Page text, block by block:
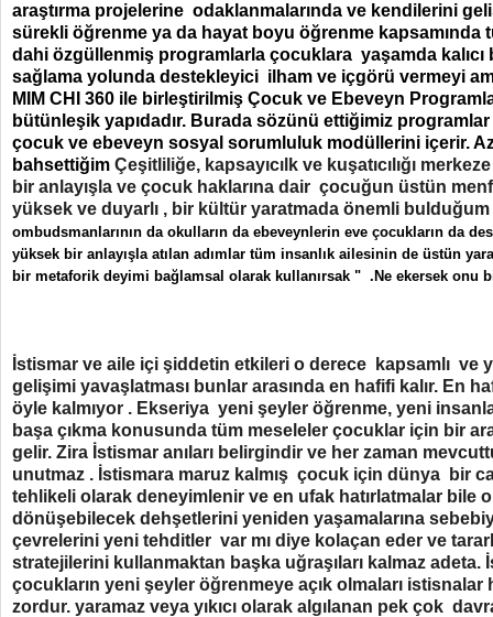
araştırma projelerine odaklanmalarında ve kendilerini
sürekli öğrenme ya da hayat boyu öğrenme kapsamında
dahi özgüllenmiş programlarla çocuklara yaşamda kalıcı
sağlama yolunda destekleyici ilham ve içgörü vermeyi
MIM CHI 360 ile birleştirilmiş Çocuk ve Ebeveyn
bütünleşik yapıdadır. Burada sözünü ettiğimiz
çocuk ve ebeveyn sosyal sorumluluk modüllerini içerir.
bahsettiğim Çeşitliliğe, kapsayıcılk ve kuşatıcılığı
bir anlayışla ve çocuk haklarına dair çocuğun üstün
yüksek ve duyarlı , bir kültür yaratmada önemli
ombudsmanlarının da okulların da ebeveynlerin eve çocukların da
yüksek bir anlayışla atılan adımlar tüm insanlık ailesinin de üstün
bir metaforik deyimi bağlamsal olarak kullanırsak " .Ne ekersek onu
İstismar ve aile içi şiddetin etkileri o derece kapsamlı ve
gelişimi yavaşlatması bunlar arasında en hafifi kalır. En
öyle kalmıyor . Ekseriya yeni şeyler öğrenme, yeni
başa çıkma konusunda tüm meseleler çocuklar için bir
gelir. Zira İstismar anıları belirgindir ve her zaman
unutmaz . İstismara maruz kalmış çocuk için dünya bir
tehlikeli olarak deneyimlenir ve en ufak hatırlatmalar bile
dönüşebilecek dehşetlerini yeniden yaşamalarına
çevrelerini yeni tehditler var mı diye kolaçan eder ve
stratejilerini kullanmaktan başka uğraşıları kalmaz adeta.
çocukların yeni şeyler öğrenmeye açık olmaları
zordur. yaramaz veya yıkıcı olarak algılanan pek çok